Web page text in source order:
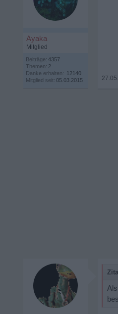
Ayaka
Mitglied
Beiträge: 4357
Themen: 2
Danke erhalten: 12140
Mitglied seit: 05.03.2015